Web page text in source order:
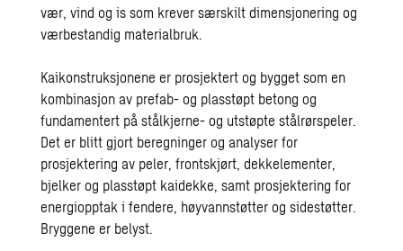
vær, vind og is som krever særskilt dimensjonering og
værbestandig materialbruk.
Kaikonstruksjonene er prosjektert og bygget som en
kombinasjon av prefab- og plasstøpt betong og
fundamentert på stålkjerne- og utstøpte stålrørspeler.
Det er blitt gjort beregninger og analyser for
prosjektering av peler, frontskjørt, dekkelementer,
bjelker og plasstøpt kaidekke, samt prosjektering for
energiopptak i fendere, høyvannstøtter og sidestøtter.
Bryggene er belyst.